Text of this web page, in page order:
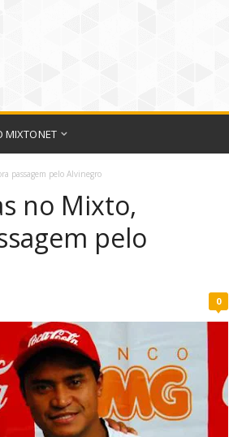
MIXTONET
passagem pelo Alvinegro
no Mixto,
pelo
0